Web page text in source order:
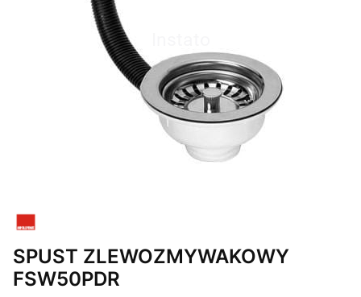
SPUST ZLEWOZMYWAKOWY
FSW50PDR